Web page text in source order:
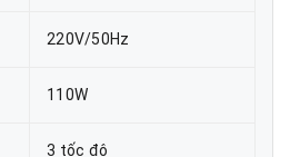
220V/50Hz
110W
3 tốc độ